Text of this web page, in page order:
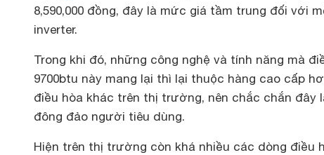
8,590,000 đồng, đây là mức giá tầm trung đối với
inverter.
Trong khi đó, những công nghệ và tính năng mà
9700btu này mang lại thì lại thuộc hàng cao cấp
điều hòa khác trên thị trường, nên chắc chắn
đông đảo người tiêu dùng.
Hiện trên thị trường còn khá nhiều các dòng điều